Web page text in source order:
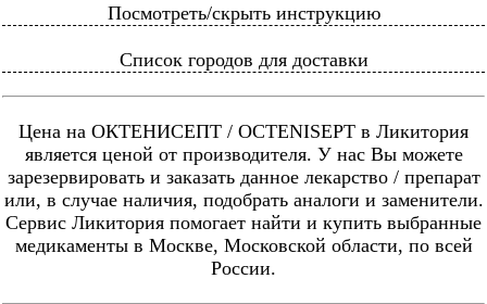
Посмотреть/скрыть инструкцию
Список городов для доставки
Цена на ОКТЕНИСЕПТ / OCTENISEPT в Ликитория
является ценой от производителя. У нас Вы можете
зарезервировать и заказать данное лекарство / препарат
или, в случае наличия, подобрать аналоги и заменители.
Сервис Ликитория помогает найти и купить выбранные
медикаменты в Москве, Московской области, по всей
России.